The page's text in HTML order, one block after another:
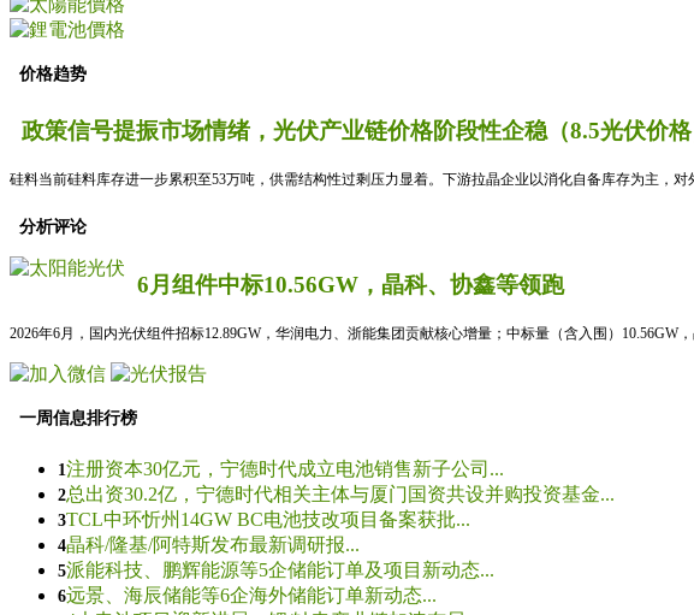
价格趋势
政策信号提振市场情绪，光伏产业链价格阶段性企稳（8.5光伏价格
硅料当前硅料库存进一步累积至53万吨，供需结构性过剩压力显着。下游拉晶企业以消化自备库存为主，
分析评论
6月组件中标10.56GW，晶科、协鑫等领跑
2026年6月，国内光伏组件招标12.89GW，华润电力、浙能集团贡献核心增量；中标量（含入围）
一周信息排行榜
1注册资本30亿元，宁德时代成立电池销售新子公司...
2总出资30.2亿，宁德时代相关主体与厦门国资共设并购投资基金...
3TCL中环忻州14GW BC电池技改项目备案获批...
4晶科/隆基/阿特斯发布最新调研报...
5派能科技、鹏辉能源等5企储能订单及项目新动态...
6远景、海辰储能等6企海外储能订单新动态...